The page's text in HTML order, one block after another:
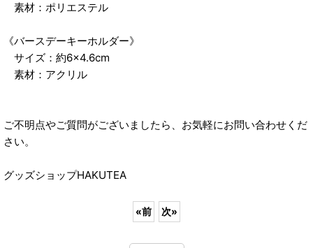
素材：ポリエステル
《バースデーキーホルダー》
サイズ：約6×4.6cm
素材：アクリル
ご不明点やご質問がございましたら、お気軽にお問い合わせくだ
さい。
グッズショップHAKUTEA
«前 次»